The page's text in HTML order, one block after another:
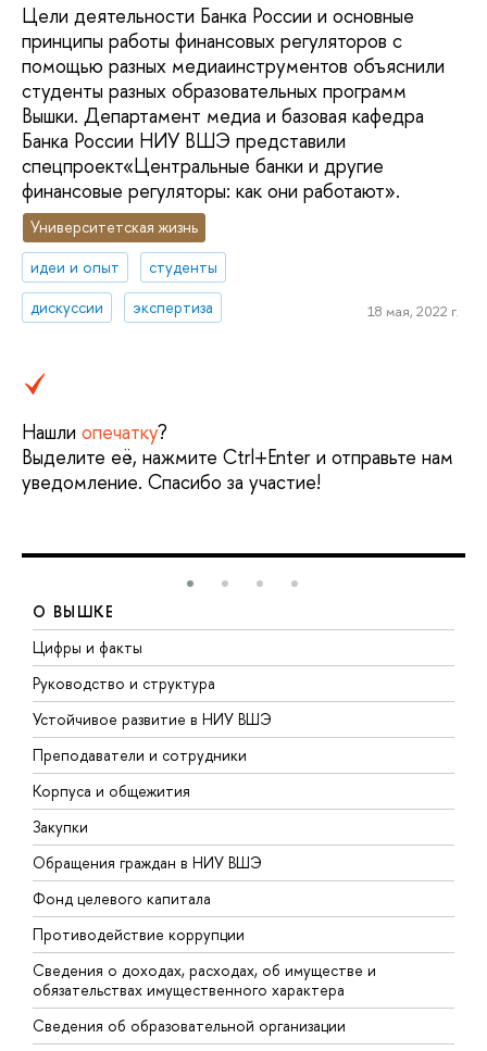
Цели деятельности Банка России и основные
принципы работы финансовых регуляторов с
помощью разных медиаинструментов объяснили
студенты разных образовательных программ
Вышки. Департамент медиа и базовая кафедра
Банка России НИУ ВШЭ представили
спецпроект«Центральные банки и другие
финансовые регуляторы: как они работают».
Университетская жизнь
идеи и опыт
студенты
дискуссии
экспертиза 18 мая, 2022 г.
Нашли опечатку?
Выделите её, нажмите Ctrl+Enter и отправьте нам
уведомление. Спасибо за участие!
О ВЫШКЕ
Цифры и факты
Руководство и структура
Устойчивое развитие в НИУ ВШЭ
Преподаватели и сотрудники
Корпуса и общежития
Закупки
Обращения граждан в НИУ ВШЭ
Фонд целевого капитала
Противодействие коррупции
Сведения о доходах, расходах, об имуществе и
обязательствах имущественного характера
Сведения об образовательной организации